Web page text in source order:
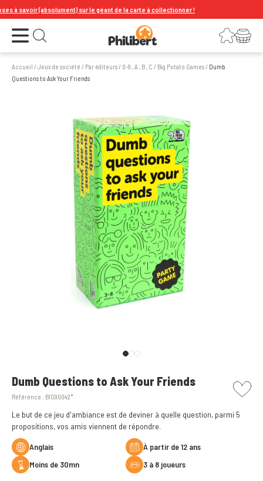
à savoir (absolument) sur le géant de la carte à collectionner !
Ouvrir le menu Ouvrir la recherche Connexion
Votre panier
Accueil /Jeux de société / Par éditeurs/ 0-9 , A , B , C / Big Potato Games/ Dumb
Questions to Ask Your Friends
Dumb Questions to Ask Your Friends
Référence : BIG90042*
picto
Le but de ce jeu d'ambiance est de deviner à quelle question, parmi 5
propositions, vos amis viennent de répondre.
Anglais
à partir de 12 ans
moins de 30mn
3 à 8 joueurs